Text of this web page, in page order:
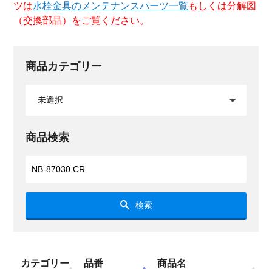
ツは水栓金具のメンテナンスパーツ一覧 もしくは分解図
（交換部品）をご覧ください。
商品カテゴリー
商品検索
検索
カテゴリー 品番 商品名